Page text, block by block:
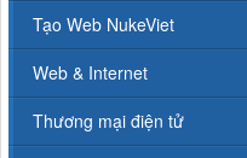
Tạo Web NukeViet
Web & Internet
Thương mại điện tử